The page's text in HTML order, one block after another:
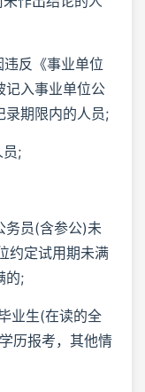
反《事业单位
记入事业单位公
录期限内的人员;
员;
员(含参公)未
约定试用期未满
的;
业生(在读的全
历报考，其他情